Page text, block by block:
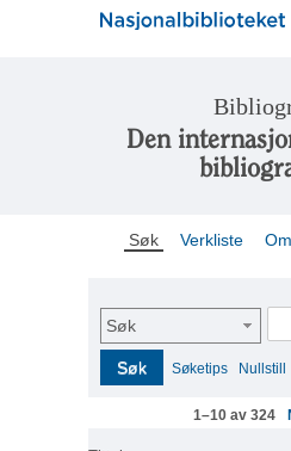
Den
Søk Verkliste
Søk
Søk Søketips Nullstill
1–10 av 324